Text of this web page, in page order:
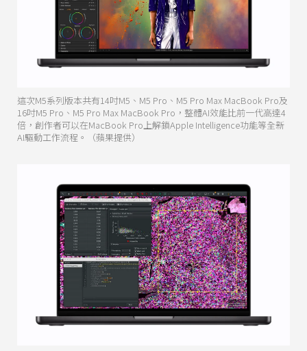
這次M5系列版本共有14吋M5、M5 Pro、M5 Pro Max MacBook Pro及
16吋M5 Pro、M5 Pro Max MacBook Pro，整體AI效能比前一代高達4
倍，創作者可以在MacBook Pro上解鎖Apple Intelligence功能等全新
AI驅動工作流程。（蘋果提供）